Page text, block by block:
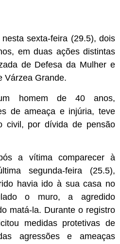
sexta-feira (29.5), dois
em duas ações distintas
de Defesa da Mulher e
Várzea Grande.
homem de 40 anos,
de ameaça e injúria, teve
civil, por dívida de pensão
a vítima comparecer à
segunda-feira (25.5),
havia ido à sua casa no
o muro, a agredido
matá-la. Durante o registro
medidas protetivas de
agressões e ameaças